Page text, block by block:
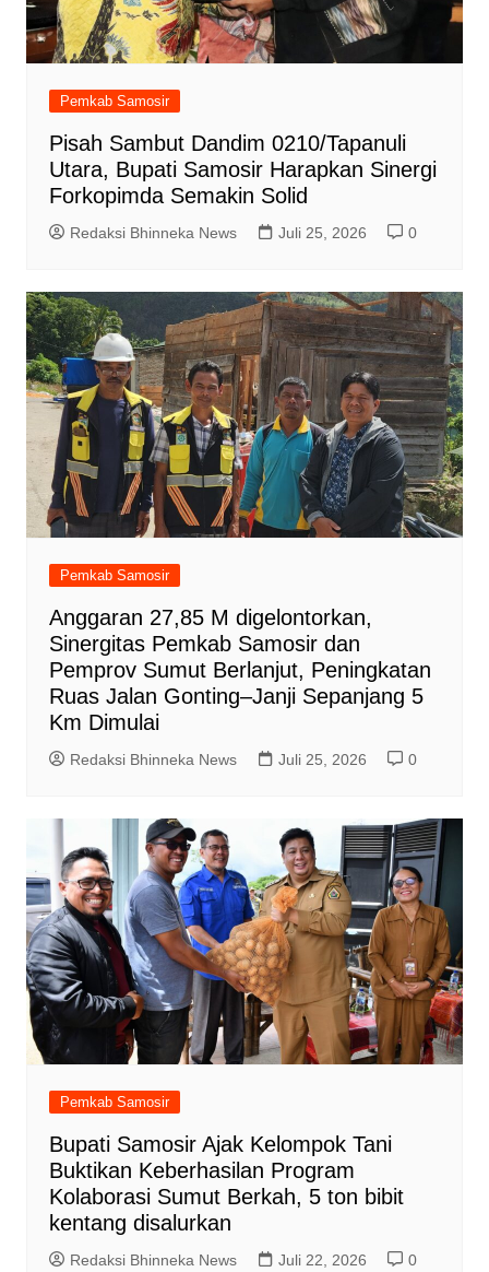
Pemkab Samosir
Pisah Sambut Dandim 0210/Tapanuli
Utara, Bupati Samosir Harapkan Sinergi
Forkopimda Semakin Solid
Redaksi Bhinneka News Juli 25, 2026 0
Pemkab Samosir
Anggaran 27,85 M digelontorkan,
Sinergitas Pemkab Samosir dan
Pemprov Sumut Berlanjut, Peningkatan
Ruas Jalan Gonting–Janji Sepanjang 5
Km Dimulai
Redaksi Bhinneka News Juli 25, 2026 0
Pemkab Samosir
Bupati Samosir Ajak Kelompok Tani
Buktikan Keberhasilan Program
Kolaborasi Sumut Berkah, 5 ton bibit
kentang disalurkan
Redaksi Bhinneka News Juli 22, 2026 0